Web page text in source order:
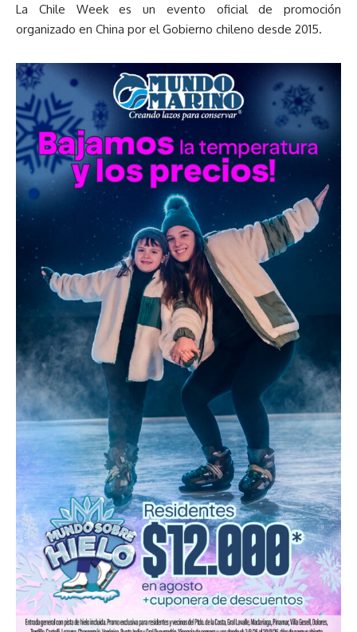
La Chile Week es un evento oficial de promoción
organizado en China por el Gobierno chileno desde 2015.